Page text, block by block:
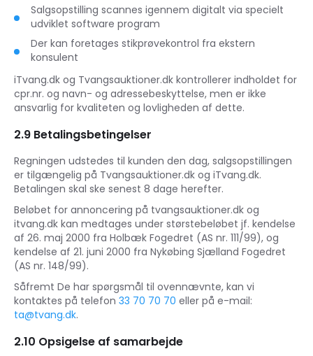
Salgsopstilling scannes igennem digitalt via specielt
udviklet software program
Der kan foretages stikprøvekontrol fra ekstern
konsulent
iTvang.dk og Tvangsauktioner.dk kontrollerer indholdet for
cpr.nr. og navn- og adressebeskyttelse, men er ikke
ansvarlig for kvaliteten og lovligheden af dette.
2.9 Betalingsbetingelser
Regningen udstedes til kunden den dag, salgsopstillingen
er tilgængelig på Tvangsauktioner.dk og iTvang.dk.
Betalingen skal ske senest 8 dage herefter.
Beløbet for annoncering på tvangsauktioner.dk og
itvang.dk kan medtages under størstebeløbet jf. kendelse
af 26. maj 2000 fra Holbæk Fogedret (AS nr. 111/99), og
kendelse af 21. juni 2000 fra Nykøbing Sjælland Fogedret
(AS nr. 148/99).
Såfremt De har spørgsmål til ovennævnte, kan vi
kontaktes på telefon 33 70 70 70 eller på e-mail:
ta@tvang.dk.
2.10 Opsigelse af samarbejde